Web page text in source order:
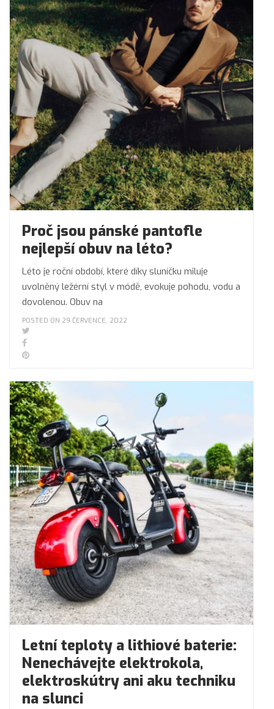
Proč jsou pánské pantofle
nejlepší obuv na léto?
Léto je roční období, které díky sluníčku miluje
uvolněný ležérní styl v módě, evokuje pohodu, vodu a
dovolenou. Obuv na
POSTED ON 29 ČERVENCE, 2022
Letní teploty a lithiové baterie:
Nenechávejte elektrokola,
elektroskútry ani aku techniku
na slunci